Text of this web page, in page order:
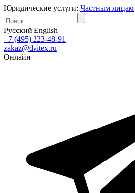
Юридические услуги: Частным лицам
Русский English
+7 (495) 223-48-91
zakaz@dvitex.ru
Онлайн